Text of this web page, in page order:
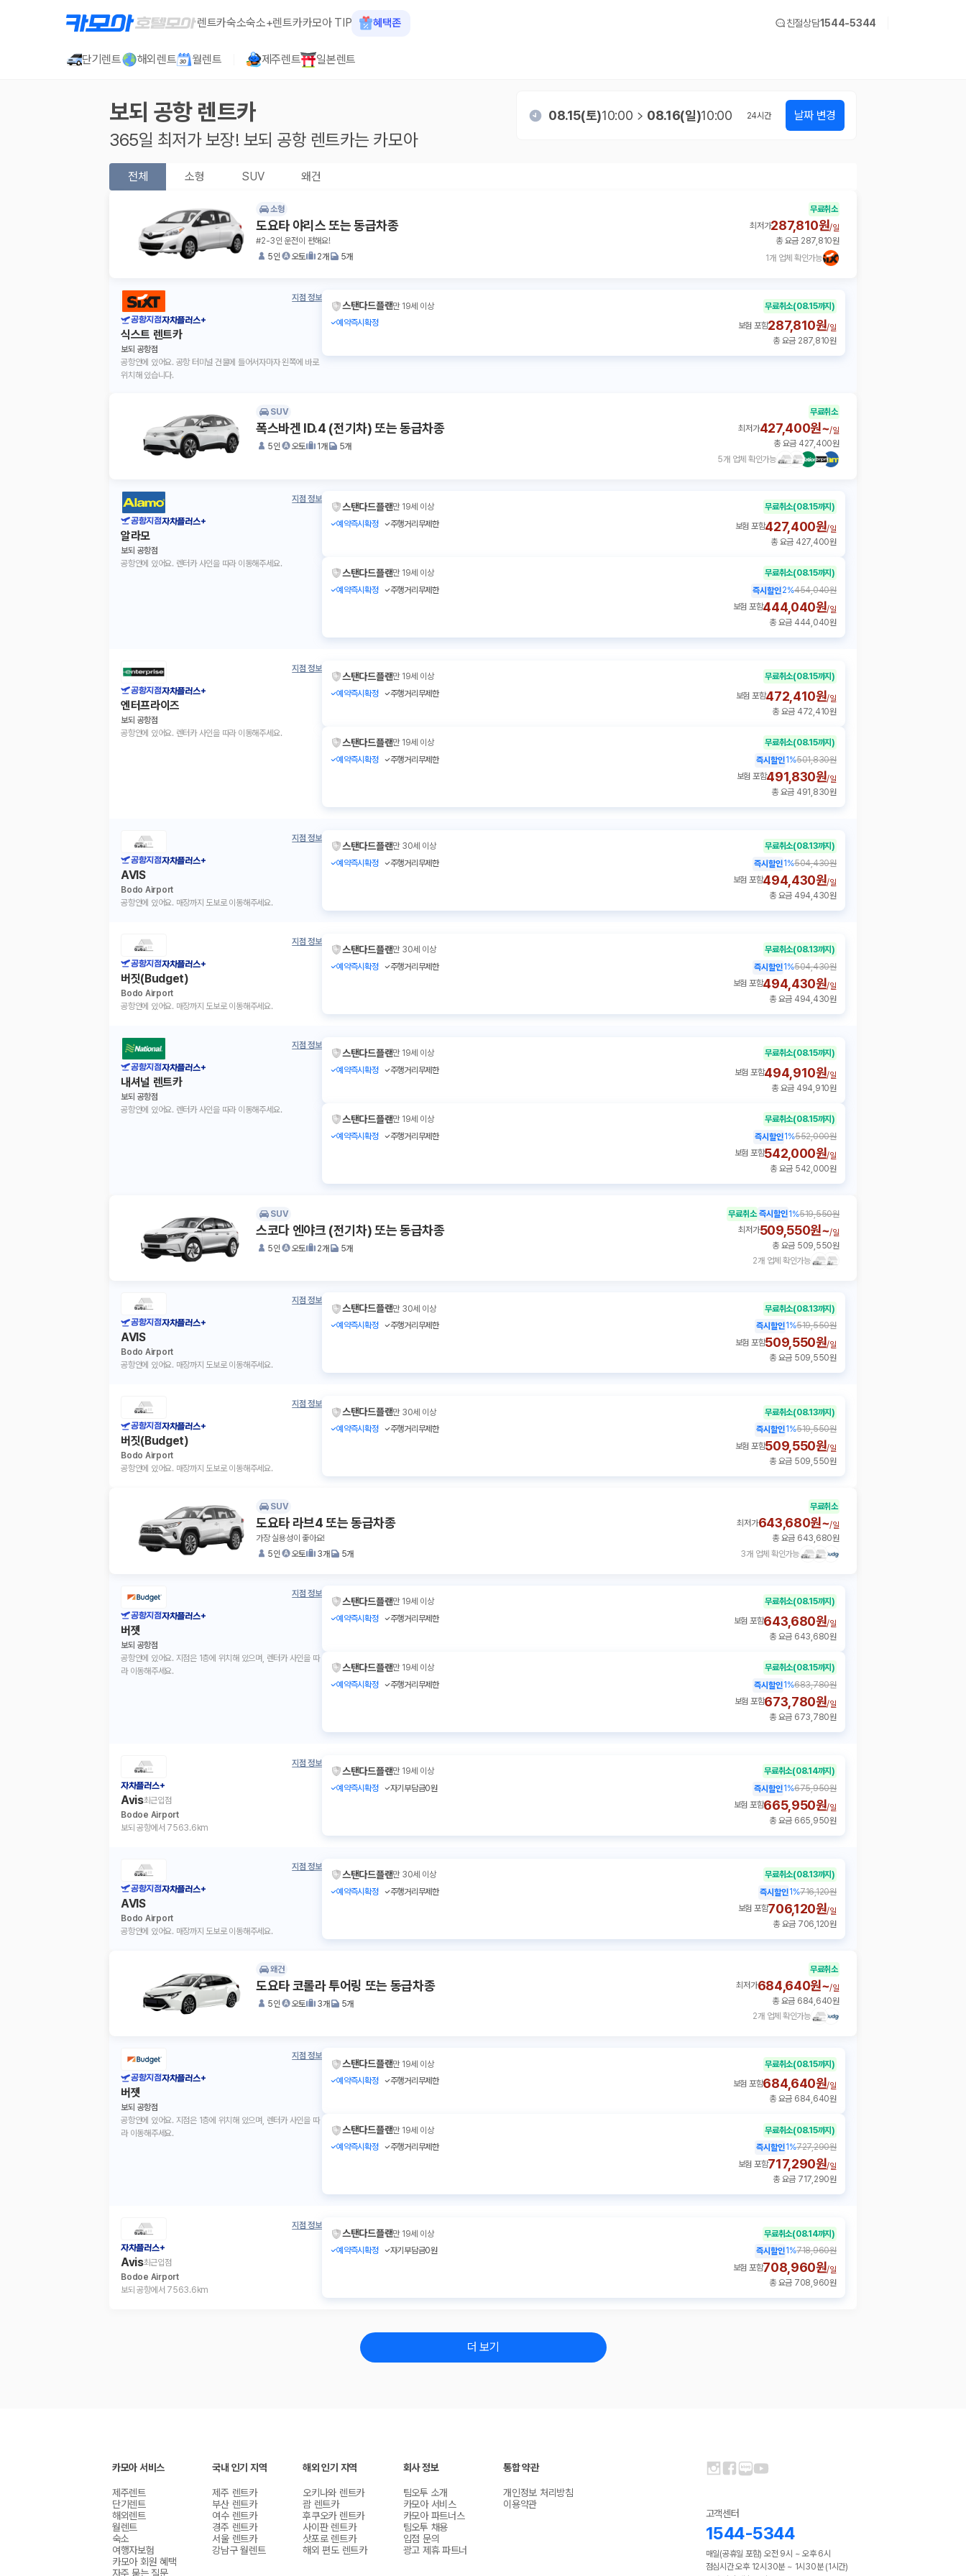
렌트카숙소숙소+렌트카카모아 TIP 혜택존 친절상담1544-5344
단기렌트 해외렌트 월렌트 제주렌트 일본렌트
보되 공항렌트카
365일 최저가 보장! 보되 공항 렌트카는 카모아
08.15(토)10:00 08.16(일)10:00 24시간 날짜 변경
전체 소형 SUV 왜건
소형
도요타 야리스 또는 동급차종
#2-3인 운전이 편해요!
5인
오토 2개 5개 1개 업체 확인가능
무료취소
최저가287,810원/일
총 요금 287,810원
지점 정보
공항지점자차플러스+
식스트 렌트카
보되 공항점
공항안에 있어요. 공항 터미널 건물에 들어서자마자 왼쪽에 바로
위치해 있습니다.
스탠다드플랜만 19세 이상 무료취소(08.15까지)
예약즉시확정
보험 포함287,810원/일
총 요금 287,810원
SUV
폭스바겐 ID.4 (전기차) 또는 동급차종
5인 오토 1개
5개
5개 업체 확인가능
무료취소
최저가427,400원~/일
총 요금 427,400원
지점 정보
공항지점자차플러스+
알라모
보되 공항점
공항안에 있어요. 렌터카 사인을 따라 이동해주세요.
스탠다드플랜만 19세 이상 무료취소(08.15까지)
예약즉시확정
주행거리무제한 보험 포함427,400원/일
총 요금 427,400원
스탠다드플랜만 19세 이상 무료취소(08.15까지)
예약즉시확정
주행거리무제한 즉시할인2%454,040원
보험 포함444,040원/일
총 요금 444,040원
지점 정보
공항지점자차플러스+
엔터프라이즈
보되 공항점
공항안에 있어요. 렌터카 사인을 따라 이동해주세요.
스탠다드플랜만 19세 이상 무료취소(08.15까지)
예약즉시확정
주행거리무제한 보험 포함472,410원/일
총 요금 472,410원
스탠다드플랜만 19세 이상 무료취소(08.15까지)
예약즉시확정
주행거리무제한 즉시할인1%501,830원
보험 포함491,830원/일
총 요금 491,830원
지점 정보
공항지점자차플러스+
AVIS
Bodo Airport
공항안에 있어요. 매장까지 도보로 이동해주세요.
스탠다드플랜만 30세 이상 무료취소(08.13까지)
예약즉시확정
주행거리무제한 즉시할인1%504,430원
보험 포함494,430원/일
총 요금 494,430원
지점 정보
공항지점자차플러스+
버짓(Budget)
Bodo Airport
공항안에 있어요. 매장까지 도보로 이동해주세요.
스탠다드플랜만 30세 이상 무료취소(08.13까지)
예약즉시확정
주행거리무제한 즉시할인1%504,430원
보험 포함494,430원/일
총 요금 494,430원
지점 정보
공항지점자차플러스+
내셔널 렌트카
보되 공항점
공항안에 있어요. 렌터카 사인을 따라 이동해주세요.
스탠다드플랜만 19세 이상 무료취소(08.15까지)
예약즉시확정
주행거리무제한 보험 포함494,910원/일
총 요금 494,910원
스탠다드플랜만 19세 이상 무료취소(08.15까지)
예약즉시확정
주행거리무제한 즉시할인1%552,000원
보험 포함542,000원/일
총 요금 542,000원
SUV
스코다 엔야크 (전기차) 또는 동급차종
5인 오토 2개
5개
2개 업체 확인가능
무료취소 즉시할인1%519,550원
최저가509,550원~/일
총 요금 509,550원
지점 정보
공항지점자차플러스+
AVIS
Bodo Airport
공항안에 있어요. 매장까지 도보로 이동해주세요.
스탠다드플랜만 30세 이상 무료취소(08.13까지)
예약즉시확정
주행거리무제한 즉시할인1 %519,550원
보험 포함509,550원/일
총 요금 509,550원
지점 정보
공항지점자차플러스+
버짓(Budget)
Bodo Airport
공항안에 있어요. 매장까지 도보로 이동해주세요.
스탠다드플랜만 30세 이상 무료취소(08.13까지)
예약즉시확정
주행거리무제한 즉시할인1 %519,550원
보험 포함509,550원/일
총 요금 509,550원
SUV
도요타 라브4 또는 동급차종
가장 실용성이 좋아요!
5인
오토 3개 5개 3개 업체 확인가능
무료취소
최저가643,680원~/일
총 요금 643,680원
지점 정보
공항지점자차플러스+
버젯
보되 공항점
공항안에 있어요. 지점은 1층에 위치해 있으며, 렌터카 사인을 따
라 이동해주세요.
스탠다드플랜만 19세 이상 무료취소(08.15까지)
예약즉시확정
주행거리무제한 보험 포함643,680원/일
총 요금 643,680원
스탠다드플랜만 19세 이상 무료취소(08.15까지)
예약즉시확정
주행거리무제한 즉시할인1%683,780원
보험 포함673,780원/일
총 요금 673,780원
지점 정보
자차플러스+
Avis최근입점
Bodoe Airport
보되 공항에서 7563.6km
스탠다드플랜만 19세 이상 무료취소(08.14까지)
예약즉시확정
자기부담금0원 즉시할인1%675,950원
보험 포함665,950원/일
총 요금 665,950원
지점 정보
공항지점자차플러스+
AVIS
Bodo Airport
공항안에 있어요. 매장까지 도보로 이동해주세요.
스탠다드플랜만 30세 이상 무료취소(08.13까지)
예약즉시확정
주행거리무제한 즉시할인1%716,120원
보험 포함706,120원/일
총 요금 706,120원
왜건
도요타 코롤라 투어링 또는 동급차종
5인 오토 3개
5개
2개 업체 확인가능
무료취소
최저가684,640원~/일
총 요금 684,640원
지점 정보
공항지점자차플러스+
버젯
보되 공항점
공항안에 있어요. 지점은 1층에 위치해 있으며, 렌터카 사인을 따
라 이동해주세요.
스탠다드플랜만 19세 이상 무료취소(08.15까지)
예약즉시확정
주행거리무제한 보험 포함684,640원/일
총 요금 684,640원
스탠다드플랜만 19세 이상 무료취소(08.15까지)
예약즉시확정
주행거리무제한 즉시할인1 %727,290원
보험 포함717,290원/일
총 요금 717,290원
지점 정보
자차플러스+
Avis최근입점
Bodoe Airport
보되 공항에서 7563.6km
스탠다드플랜만 19세 이상 무료취소(08.14까지)
예약즉시확정
자기부담금0원 즉시할인1 %718,960원
보험 포함708,960원/일
총 요금 708,960원
더 보기
카모아 서비스
제주렌트
단기렌트
해외렌트
월렌트
숙소
여행자보험
카모아 회원 혜택
자주 묻는 질문
국내 인기 지역
제주 렌트카
부산 렌트카
여수 렌트카
경주 렌트카
서울 렌트카
강남구 월렌트
해외 인기 지역
오키나와 렌트카
괌 렌트카
후쿠오카 렌트카
사이판 렌트카
삿포로 렌트카
해외 편도 렌트카
회사 정보
팀오투 소개
카모아 서비스
카모아 파트너스
팀오투 채용
입점 문의
광고 제휴 파트너
통합 약관
개인정보 처리방침
이용약관
고객센터
1544-5344
매일(공휴일 포함) 오전 9시 ~ 오후 6시
점심시간 오후 12시30분 ~ 1시30분 (1시간)